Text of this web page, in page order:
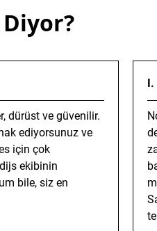
dürüst ve güvenilir.
ediyorsunuz ve
için çok
ekibinin
bile, siz en
I.